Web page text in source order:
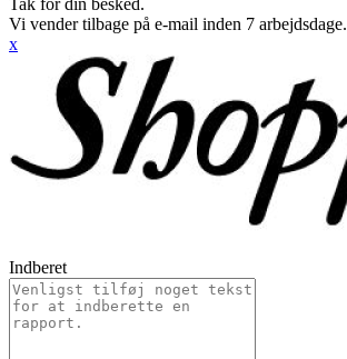
Tak for din besked.
Vi vender tilbage på e-mail inden 7 arbejdsdage.
x
Indberet